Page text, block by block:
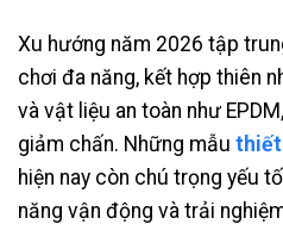
Xu hướng năm 2026 tập
chơi đa năng, kết hợp thiên
và vật liệu an toàn như
giảm chấn. Những mẫu thiết
hiện nay còn chú trọng yếu
năng vận động và trải